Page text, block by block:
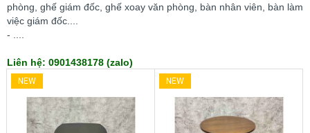
phòng, ghế giám đốc, ghế xoay văn phòng, bàn nhân viên, bàn làm
việc giám đốc....
- ....
Liên hệ: 0901438178 (zalo)
NEW NEW